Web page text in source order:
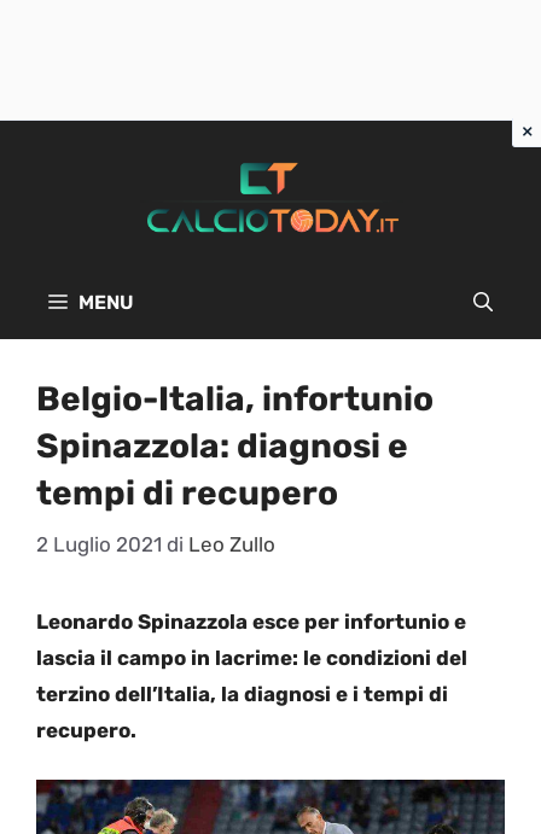
MENU
Belgio-Italia, infortunio
Spinazzola: diagnosi e
tempi di recupero
2 Luglio 2021 di Leo Zullo
Leonardo Spinazzola esce per infortunio e
lascia il campo in lacrime: le condizioni del
terzino dell’Italia, la diagnosi e i tempi di
recupero.